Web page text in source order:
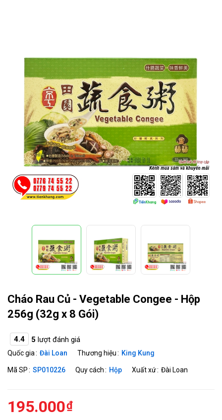
Cháo Rau Củ - Vegetable Congee - Hộp
256g (32g x 8 Gói)
4.4 5 lượt đánh giá
Quốc gia Đài Loan Thương hiệu King Kung
Mã SP SP010226 Quy cách Hộp Xuất xứ Đài Loan
195.000